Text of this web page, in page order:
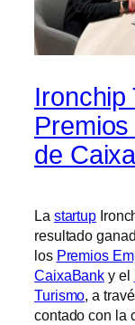
Ironchip
de
La startup
resultado
los Premios
CaixaBank y el
Turismo, a
contado con la